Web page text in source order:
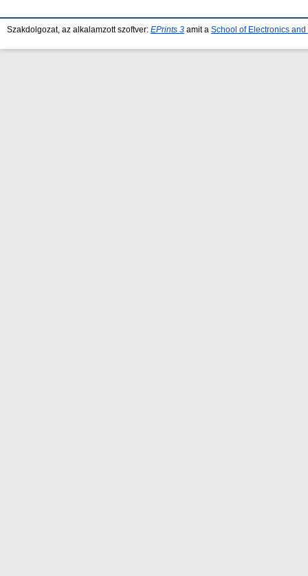
Szakdolgozat, az alkalamzott szoftver: EPrints 3 amit a School of Electronics